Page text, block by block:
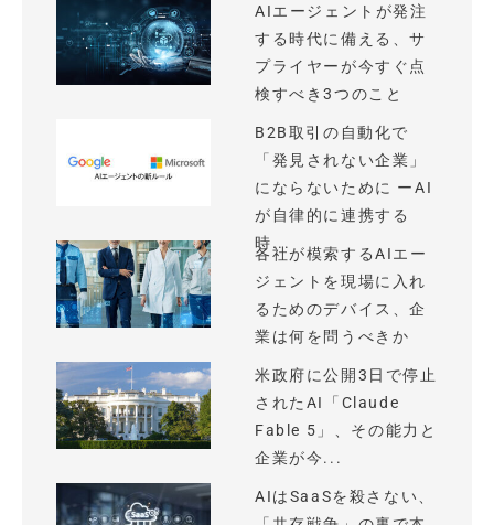
AIエージェントが発注
する時代に備える、サ
プライヤーが今すぐ点
検すべき3つのこと
B2B取引の自動化で
「発見されない企業」
にならないために ーAI
が自律的に連携する
時...
各社が模索するAIエー
ジェントを現場に入れ
るためのデバイス、企
業は何を問うべきか
米政府に公開3日で停止
されたAI「Claude
Fable 5」、その能力と
企業が今...
AIはSaaSを殺さない、